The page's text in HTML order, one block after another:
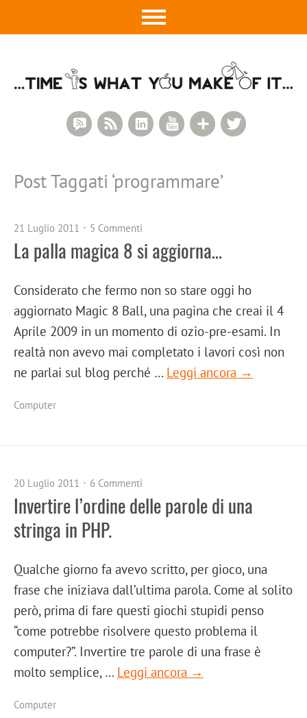
Google+
YouTube
LinkedIn
RSS Feed
RSS Comments
Post Taggati ‘programmare’
21 Luglio 2011 5 Commenti
La palla magica 8 si aggiorna…
Considerato che fermo non so stare oggi ho
aggiornato Magic 8 Ball, una pagina che creai il 4
Aprile 2009 in un momento di ozio-pre-esami. In
realtà non avevo mai completato i lavori così non
ne parlai sul blog perché … Leggi ancora →
Computer
20 Luglio 2011 6 Commenti
Invertire l’ordine delle parole di una
stringa in PHP.
Qualche giorno fa avevo scritto, per gioco, una
frase che iniziava dall’ultima parola. Come al solito
però, prima di fare questi giochi stupidi penso
“come potrebbe risolvere questo problema il
computer?”. Invertire tre parole di una frase è
molto semplice, … Leggi ancora →
Computer